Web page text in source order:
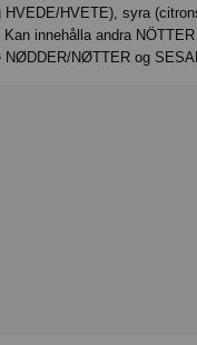
HVETE), syra
innehålla andra
NØDDER/NØTTER og